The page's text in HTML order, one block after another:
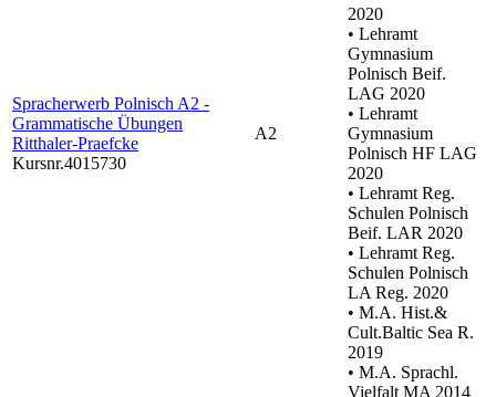
Spracherwerb Polnisch A2 -
Grammatische Übungen
Ritthaler-Praefcke
Kursnr.4015730
A2
2020
• Lehramt
Gymnasium
Polnisch Beif.
LAG 2020
• Lehramt
Gymnasium
Polnisch HF LAG
2020
• Lehramt Reg.
Schulen Polnisch
Beif. LAR 2020
• Lehramt Reg.
Schulen Polnisch
LA Reg. 2020
• M.A. Hist.&
Cult.Baltic Sea R.
2019
• M.A. Sprachl.
Vielfalt MA 2014